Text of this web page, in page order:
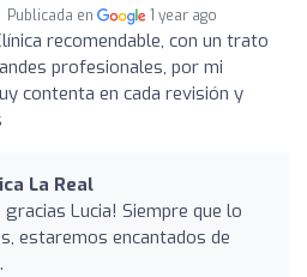
Publicada en 1 year ago
recomendable, con un trato
profesionales, por mi
contenta en cada revisión y
La Real
gracias Lucia! Siempre que lo
estaremos encantados de